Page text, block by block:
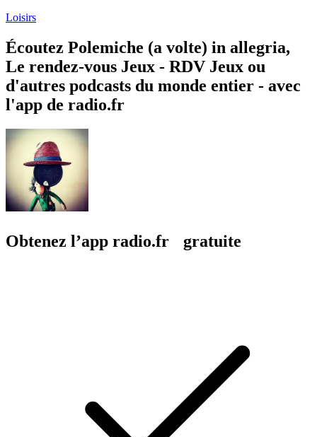
Loisirs
Écoutez Polemiche (a volte) in allegria,
Le rendez-vous Jeux - RDV Jeux ou
d'autres podcasts du monde entier - avec
l'app de radio.fr
Obtenez l’app radio.fr gratuite